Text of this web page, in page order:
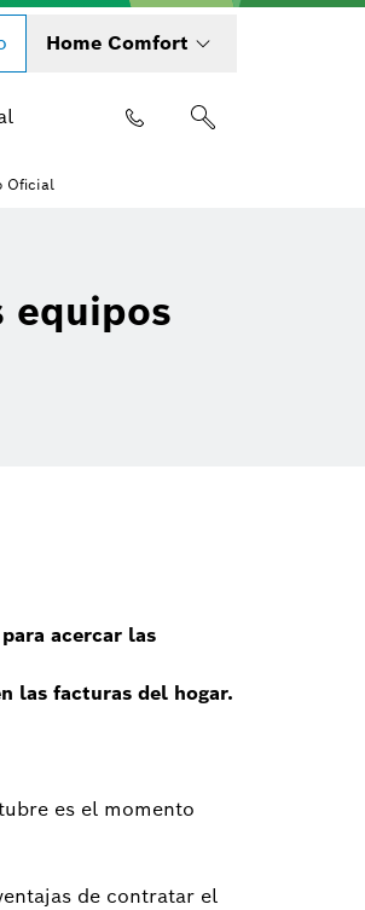
Home Comfort
Oficial
equipos
acercar las
las facturas del hogar.
es el momento
de contratar el